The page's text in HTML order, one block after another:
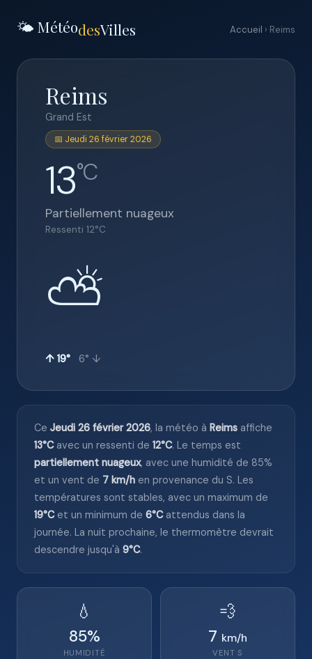
🌤️ MétéodesVilles Accueil › Reims
Reims
Grand Est
📅 Jeudi 26 février 2026
13°C
Partiellement nuageux
Ressenti 12°C
⛅
↑ 19° 6° ↓
Ce Jeudi 26 février 2026, la météo à Reims affiche
13°Cavec un ressenti de 12°C. Le temps est
partiellement nuageux, avec une humidité de 85%
et un vent de 7 km/h en provenance du S. Les
températures sont stables, avec un maximum de
19°Cet un minimum de 6°Cattendus dans la
journée. La nuit prochaine, le thermomètre devrait
descendre jusqu'à 9°C.
💧
85%
HUMIDITÉ
💨
7 km/h
VENT S